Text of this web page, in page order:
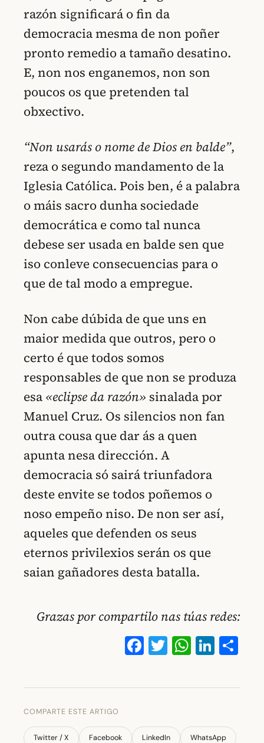
razón significará o fin da
democracia mesma de non poñer
pronto remedio a tamaño desatino.
E, non nos enganemos, non son
poucos os que pretenden tal
obxectivo.
“Non usarás o nome de Dios en balde”,
reza o segundo mandamento de la
Iglesia Católica. Pois ben, é a palabra
o máis sacro dunha sociedade
democrática e como tal nunca
debese ser usada en balde sen que
iso conleve consecuencias para o
que de tal modo a empregue.
Non cabe dúbida de que uns en
maior medida que outros, pero o
certo é que todos somos
responsables de que non se produza
esa «eclipse da razón» sinalada por
Manuel Cruz. Os silencios non fan
outra cousa que dar ás a quen
apunta nesa dirección. A
democracia só sairá triunfadora
deste envite se todos poñemos o
noso empeño niso. De non ser así,
aqueles que defenden os seus
eternos privilexios serán os que
saian gañadores desta batalla.
Grazas por compartilo nas túas redes:
Facebook
Twitter
COMPARTE ESTE ARTIGO
Twitter / X Facebook LinkedIn WhatsApp